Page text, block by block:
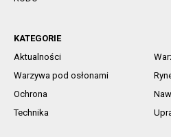
KATEGORIE
Aktualności
Warzywa pod osłonami
Ochrona
Technika